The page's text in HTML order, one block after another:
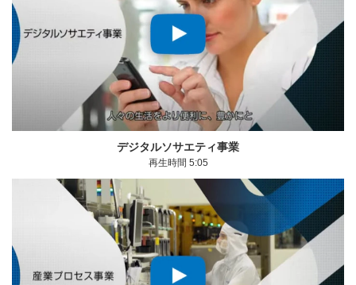
デジタルソサエティ事業
再生時間 5:05